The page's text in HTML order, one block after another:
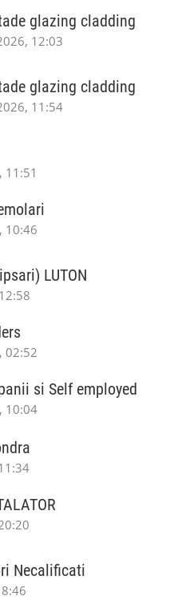
glazing cladding
12:03
glazing cladding
11:54
11:51
10:46
LUTON
02:52
si Self employed
10:04
Necalificati